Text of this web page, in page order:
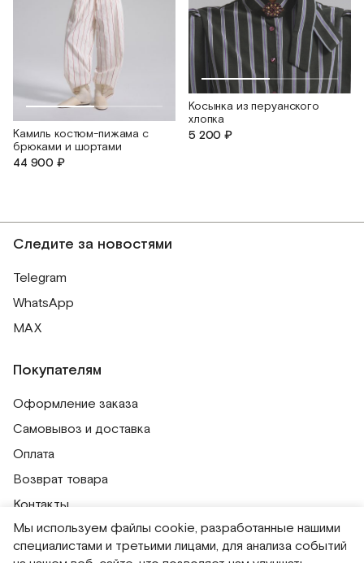
Камиль костюм-пижама с
брюками и шортами
44 900 ₽
Косынка из перуанского
хлопка
5 200 ₽
Следите за новостями
Telegram
WhatsApp
MAX
Покупателям
Оформление заказа
Самовывоз и доставка
Оплата
Возврат товара
Контакты
Публичная оферта
Политика обработки персональных данных
Мы используем файлы cookie, разработанные нашими
специалистами и третьими лицами, для анализа событий